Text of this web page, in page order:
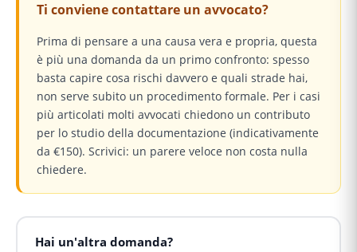
Ti conviene contattare un avvocato?
Prima di pensare a una causa vera e propria, questa
è più una domanda da un primo confronto: spesso
basta capire cosa rischi davvero e quali strade hai,
non serve subito un procedimento formale. Per i casi
più articolati molti avvocati chiedono un contributo
per lo studio della documentazione (indicativamente
da €150). Scrivici: un parere veloce non costa nulla
chiedere.
Hai un'altra domanda?